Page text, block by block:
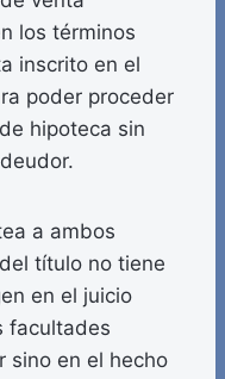
los términos
inscrito en el
poder proceder
hipoteca sin
a ambos
título no tiene
en el juicio
facultades
sino en el hecho